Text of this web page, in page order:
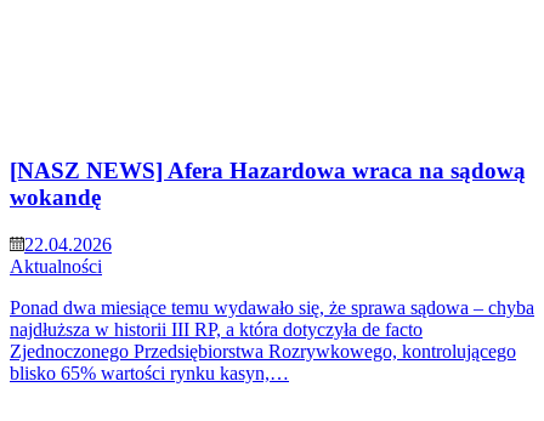
[NASZ NEWS] Afera Hazardowa wraca na sądową
wokandę
22.04.2026
Aktualności
Ponad dwa miesiące temu wydawało się, że sprawa sądowa – chyba
najdłuższa w historii III RP, a która dotyczyła de facto
Zjednoczonego Przedsiębiorstwa Rozrywkowego, kontrolującego
blisko 65% wartości rynku kasyn,…